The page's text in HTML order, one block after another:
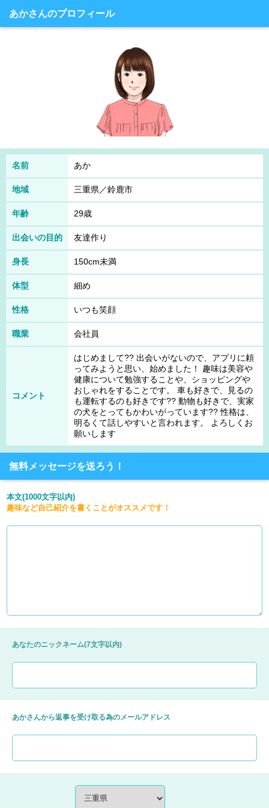
あかさんのプロフィール
名前 あか
地域 三重県／鈴鹿市
年齢 29歳
出会いの目的 友達作り
身長 150cm未満
体型 細め
性格 いつも笑顔
職業 会社員
コメント
はじめまして?? 出会いがないので、アプリに頼
ってみようと思い、始めました！ 趣味は美容や
健康について勉強することや、ショッピングや
おしゃれをすることです。 車も好きで、見るの
も運転するのも好きです?? 動物も好きで、実家
の犬をとってもかわいがっています?? 性格は、
明るくて話しやすいと言われます。 よろしくお
願いします
無料メッセージを送ろう！
本文(1000文字以内)
趣味など自己紹介を書くことがオススメです！
あなたのニックネーム(7文字以内)
あかさんから返事を受け取る為のメールアドレス